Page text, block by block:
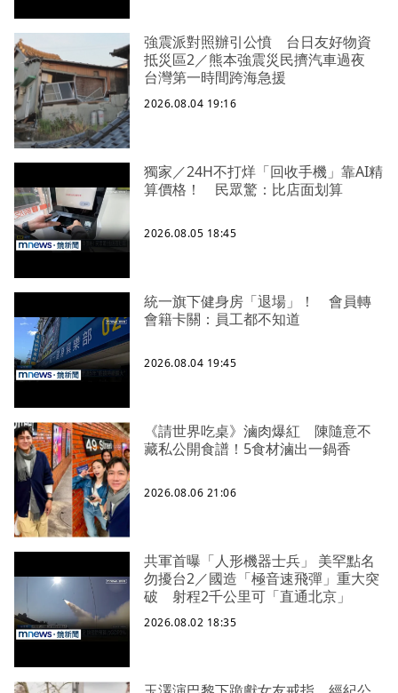
強震派對照辦引公憤 台日友好物資
抵災區2／熊本強震災民擠汽車過夜
台灣第一時間跨海急援
2026.08.04 19:16
獨家／24H不打烊「回收手機」靠AI精
算價格！ 民眾驚：比店面划算
2026.08.05 18:45
統一旗下健身房「退場」！ 會員轉
會籍卡關：員工都不知道
2026.08.04 19:45
《請世界吃桌》滷肉爆紅 陳隨意不
藏私公開食譜！5食材滷出一鍋香
2026.08.06 21:06
共軍首曝「人形機器士兵」 美罕點名
勿擾台2／國造「極音速飛彈」重大突
破 射程2千公里可「直通北京」
2026.08.02 18:35